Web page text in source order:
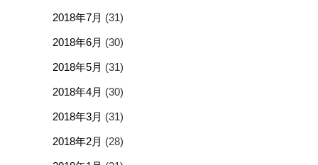
2018年7月 (31)
2018年6月 (30)
2018年5月 (31)
2018年4月 (30)
2018年3月 (31)
2018年2月 (28)